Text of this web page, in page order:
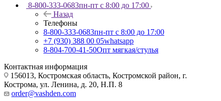
8-800-333-0683пн-пт с 8:00 до 17:00
Назад
Телефоны
8-800-333-0683пн-пт с 8:00 до 17:00
+7 (930) 388 00 05whatsapp
8-804-700-41-50Опт мягкая/стулья
Контактная информация
156013, Костромская область, Костромской район, г.
Кострома, ул. Ленина, д. 20, Н.П. 8
order@vashden.com